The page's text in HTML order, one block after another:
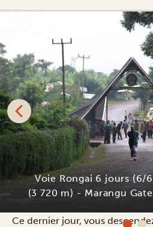
Shose
Ce dernier jour, vous